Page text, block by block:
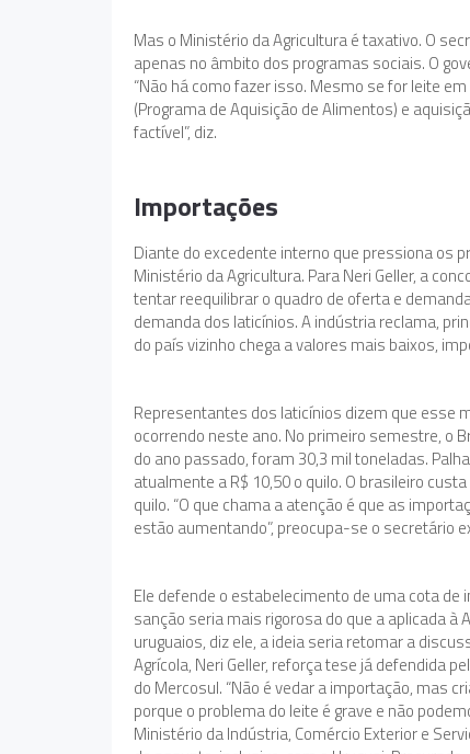
Mas o Ministério da Agricultura é taxativo. O
apenas no âmbito dos programas sociais. O
“Não há como fazer isso. Mesmo se for leite
(Programa de Aquisição de Alimentos) e
factível”, diz.
Importações
Diante do excedente interno que pressiona os
Ministério da Agricultura. Para Neri Geller, a
tentar reequilibrar o quadro de oferta e
demanda dos laticínios. A indústria reclama,
do país vizinho chega a valores mais baixos,
Representantes dos laticínios dizem que esse
ocorrendo neste ano. No primeiro semestre, o
do ano passado, foram 30,3 mil toneladas.
atualmente a R$ 10,50 o quilo. O brasileiro
quilo. “O que chama a atenção é que as
estão aumentando”, preocupa-se o secretário
Ele defende o estabelecimento de uma cota
sanção seria mais rigorosa do que a aplicada à
uruguaios, diz ele, a ideia seria retomar a
Agrícola, Neri Geller, reforça tese já defendida
do Mercosul. “Não é vedar a importação, mas
porque o problema do leite é grave e não
Ministério da Indústria, Comércio Exterior e